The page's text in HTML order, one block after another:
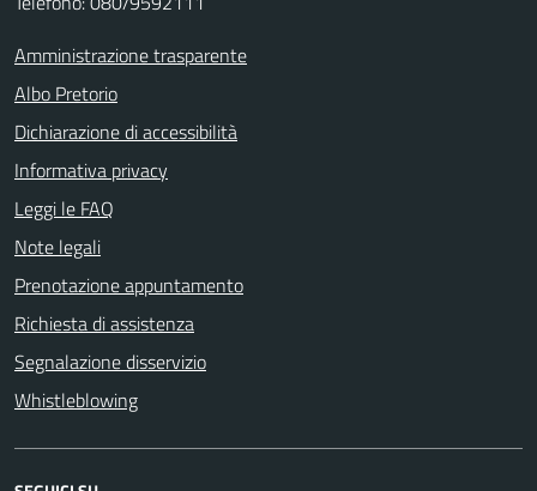
Amministrazione trasparente
Albo Pretorio
Dichiarazione di accessibilità
Informativa privacy
Leggi le FAQ
Note legali
Prenotazione appuntamento
Richiesta di assistenza
Segnalazione disservizio
Whistleblowing